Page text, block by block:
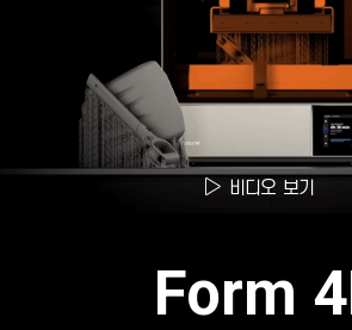
비디오 보기
Form